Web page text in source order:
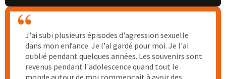
Je suis FIERE de tout ce qui ressort des 6 derniers
mois.
Alors j'ai envie de dire MERCI Natacha. Le mot merci
est faible parce que cet accompagnement m'a
apporté des bénéfices inestimables que je ne
pensais pas avoir dans ma vie. Je pensais qu'il n'y